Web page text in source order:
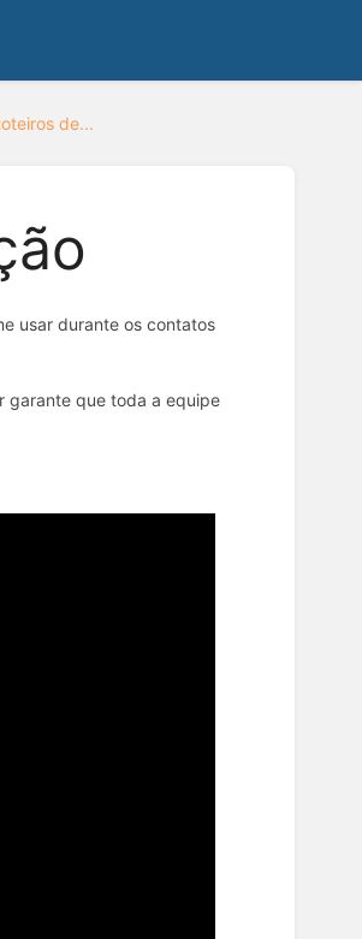
de...
usar durante os contatos
garante que toda a equipe